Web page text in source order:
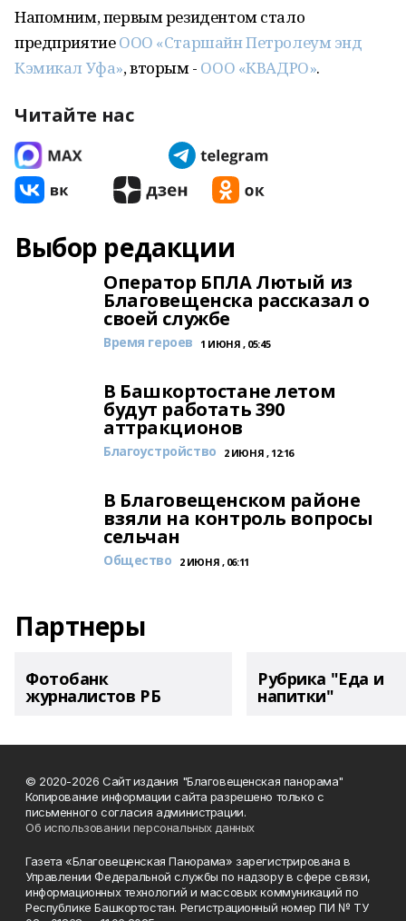
Напомним, первым резидентом стало
предприятиеООО «Старшайн Петролеум энд
Кэмикал Уфа», вторым - ООО «КВАДРО».
Читайте нас
Выбор редакции
Оператор БПЛА Лютый из
Благовещенска рассказал о
своей службе
Время героев 1 ИЮНЯ , 05:45
В Башкортостане летом
будут работать 390
аттракционов
Благоустройство 2 ИЮНЯ , 12:16
В Благовещенском районе
взяли на контроль вопросы
сельчан
Общество 2 ИЮНЯ , 06:11
Партнеры
Фотобанк
журналистов РБ
Рубрика "Еда и
напитки"
© 2020-2026 Сайт издания "Благовещенская панорама"
Копирование информации сайта разрешено только с
письменного согласия администрации.
Об использовании персональных данных
Газета «Благовещенская Панорама» зарегистрирована в
Управлении Федеральной службы по надзору в сфере связи,
информационных технологий и массовых коммуникаций по
Республике Башкортостан. Регистрационный номер ПИ № ТУ